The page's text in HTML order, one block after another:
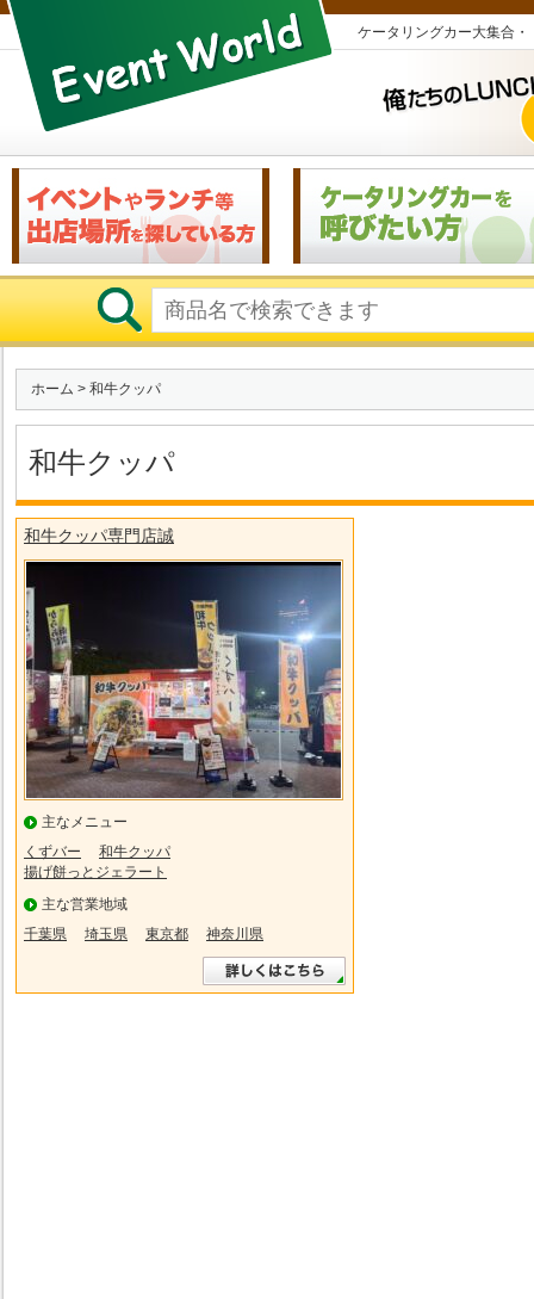
ケータリングカー大集合
ホーム > 和牛クッパ
和牛クッパ
和牛クッパ専門店誠
主なメニュー
くずバー
和牛クッパ
揚げ餅っとジェラート
主な営業地域
千葉県
埼玉県 東京都 神奈川県